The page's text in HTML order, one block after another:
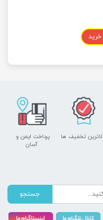
پرداخت ایمن و ​​​​​​​
آسان
تخفیف ها
جستجو